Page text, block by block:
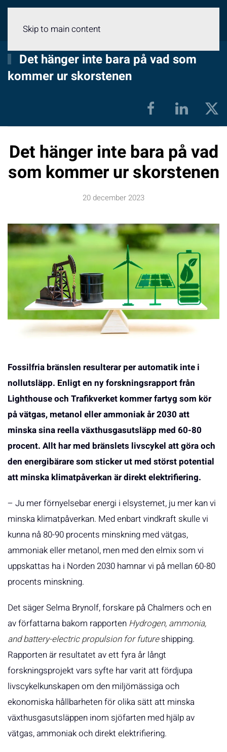
Skip to main content
Det hänger inte bara på vad som
kommer ur skorstenen
Det hänger inte bara på vad
som kommer ur skorstenen
20 december 2023
Fossilfria bränslen resulterar per automatik inte i
nollutsläpp. Enligt en ny forskningsrapport från
Lighthouse och Trafikverket kommer fartyg som kör
på vätgas, metanol eller ammoniak år 2030 att
minska sina reella växthusgasutsläpp med 60-80
procent. Allt har med bränslets livscykel att göra och
den energibärare som sticker ut med störst potential
att minska klimatpåverkan är direkt elektrifiering.
­– Ju mer förnyelsebar energi i elsystemet, ju mer kan vi
minska klimatpåverkan. Med enbart vindkraft skulle vi
kunna nå 80-90 procents minskning med vätgas,
ammoniak eller metanol, men med den elmix som vi
uppskattas ha i Norden 2030 hamnar vi på mellan 60-80
procents minskning.
Det säger Selma Brynolf, forskare på Chalmers och en
av författarna bakom rapporten Hydrogen, ammonia,
and battery-electric propulsion for futureshipping.
Rapporten är resultatet av ett fyra år långt
forskningsprojekt vars syfte har varit att fördjupa
livscykelkunskapen om den miljömässiga och
ekonomiska hållbarheten för olika sätt att minska
växthusgasutsläppen inom sjöfarten med hjälp av
vätgas, ammoniak och direkt elektrifiering.